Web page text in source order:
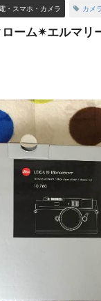
・スマホ・カメラ カメラ
ローム✴︎エルマリ